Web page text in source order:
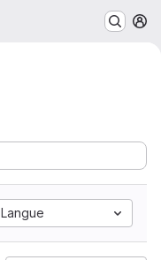
Langue